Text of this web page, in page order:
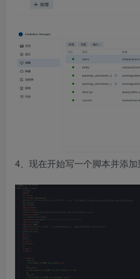
4、现在开始写一个脚本并添